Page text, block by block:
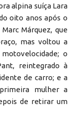
alpina suíça Lara
oito anos após o
Márquez, que
mas voltou a
o
reintegrado à
de carro; e a
mulher a
de retirar um